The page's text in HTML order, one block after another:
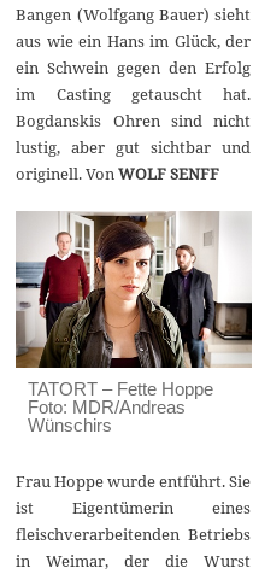
Bangen (Wolfgang Bauer) sieht
aus wie ein Hans im Glück, der
ein Schwein gegen den Erfolg
im Casting getauscht hat.
Bogdanskis Ohren sind nicht
lustig, aber gut sichtbar und
originell. VonWOLF SENFF
TATORT – Fette Hoppe
Foto: MDR/Andreas
Wünschirs
Frau Hoppe wurde entführt. Sie
ist Eigentümerin eines
fleischverarbeitenden Betriebs
in Weimar, der die Wurst